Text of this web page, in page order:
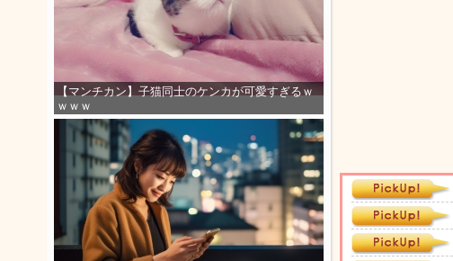
【マンチカン】子猫同士のケンカが可愛すぎるｗ
ｗｗｗ